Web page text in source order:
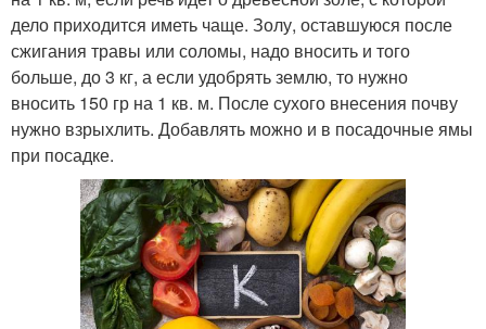
дело приходится иметь чаще. Золу, оставшуюся после
сжигания травы или соломы, надо вносить и того
больше, до 3 кг, а если удобрять землю, то нужно
вносить 150 гр на 1 кв. м. После сухого внесения почву
нужно взрыхлить. Добавлять можно и в посадочные ямы
при посадке.